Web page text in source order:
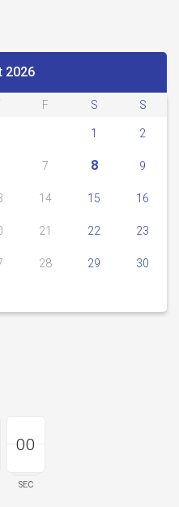
2026
F S S
1 2
7 8 9
14 15 16
21 22 23
28 29 30
00
00
00
SEC